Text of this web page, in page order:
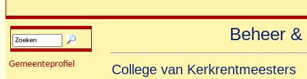
Gemeenteprofiel
Beheer
College van Kerkrentmeesters